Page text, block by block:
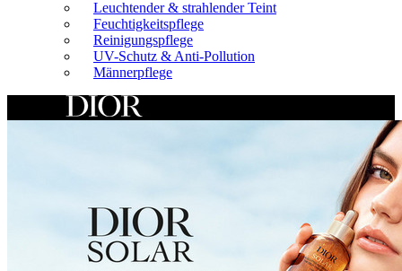
Leuchtender & strahlender Teint
Feuchtigkeitspflege
Reinigungspflege
UV-Schutz & Anti-Pollution
Männerpflege